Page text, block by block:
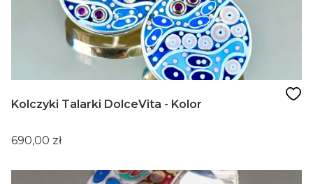
Kolczyki Talarki DolceVita - Kolor
Cena
690,00 zł